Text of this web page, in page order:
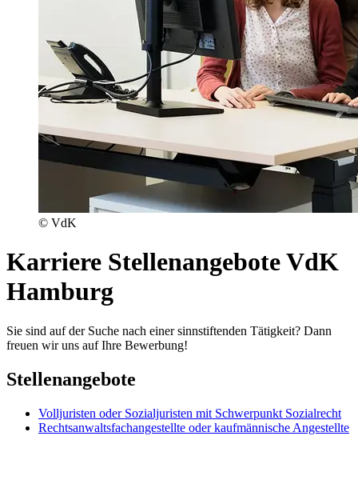
© VdK
Karriere Stellenangebote VdK
Hamburg
Sie sind auf der Suche nach einer sinnstiftenden Tätigkeit? Dann
freuen wir uns auf Ihre Bewerbung!
Stellenangebote
Volljuristen oder Sozialjuristen mit Schwerpunkt Sozialrecht
Rechtsanwaltsfachangestellte oder kaufmännische Angestellte